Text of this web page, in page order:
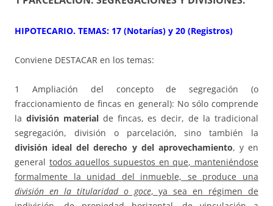
HIPOTECARIO. TEMAS: 17 (Notarías) y 20 (Registros)
Conviene DESTACAR en los temas:
1 Ampliación del concepto de segregación (o
fraccionamiento de fincas en general): No sólo comprende
la división materialde fincas, es decir, de la tradicional
segregación, división o parcelación, sino también la
división ideal del derecho y del aprovechamiento, y en
general todos aquellos supuestos en que, manteniéndose
formalmente la unidad del inmueble, se produce una
división en la titularidad o goce, ya sea en régimen de